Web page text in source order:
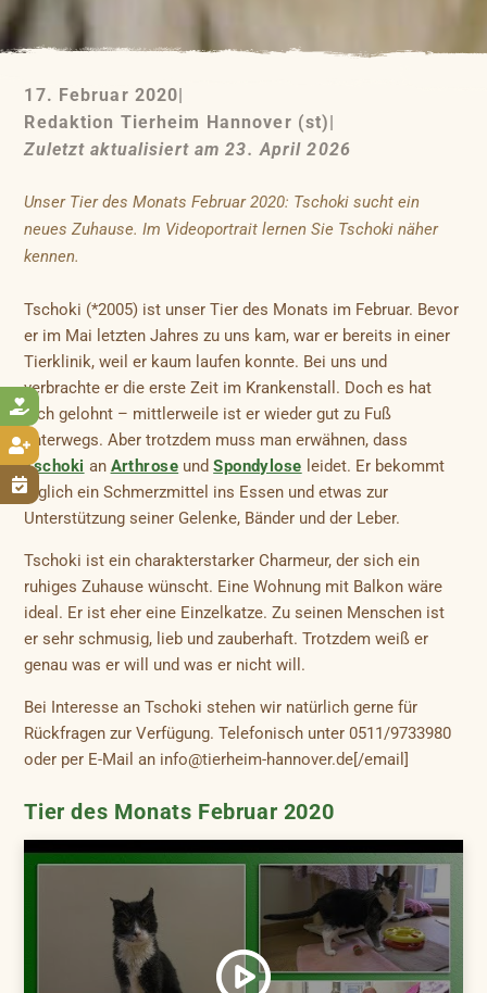



17. Februar 2020
Redaktion Tierheim Hannover (st)
Zuletzt aktualisiert am 23. April 2026
Unser Tier des Monats Februar 2020: Tschoki sucht ein
neues Zuhause. Im Videoportrait lernen Sie Tschoki näher
kennen.
Tschoki (*2005) ist unser Tier des Monats im Februar. Bevor
er im Mai letzten Jahres zu uns kam, war er bereits in einer
Tierklinik, weil er kaum laufen konnte. Bei uns und
verbrachte er die erste Zeit im Krankenstall. Doch es hat
sich gelohnt – mittlerweile ist er wieder gut zu Fuß
unterwegs. Aber trotzdem muss man erwähnen, dass
Tschoki an Arthrose undSpondylose leidet. Er bekommt
täglich ein Schmerzmittel ins Essen und etwas zur
Unterstützung seiner Gelenke, Bänder und der Leber.
Tschoki ist ein charakterstarker Charmeur, der sich ein
ruhiges Zuhause wünscht. Eine Wohnung mit Balkon wäre
ideal. Er ist eher eine Einzelkatze. Zu seinen Menschen ist
er sehr schmusig, lieb und zauberhaft. Trotzdem weiß er
genau was er will und was er nicht will.
Bei Interesse an Tschoki stehen wir natürlich gerne für
Rückfragen zur Verfügung. Telefonisch unter 0511/9733980
oder per E-Mail an info@tierheim-hannover.de[/email]
Tier des Monats Februar 2020